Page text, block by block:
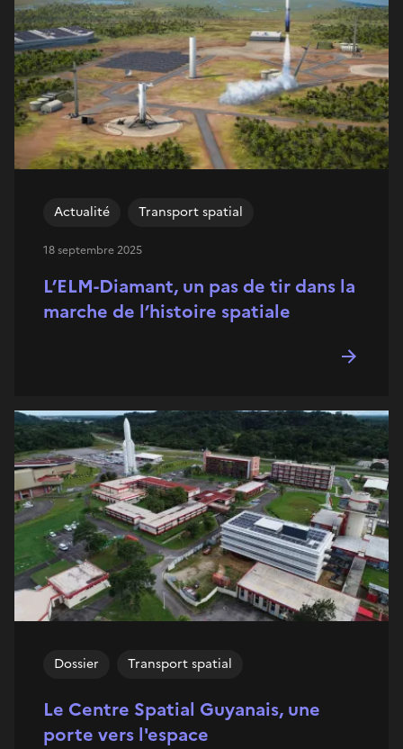
L’ELM-Diamant, un pas de tir dans la
marche de l’histoire spatiale
Actualité Transport spatial
18 septembre 2025
Le Centre Spatial Guyanais, une
porte vers l'espace
Dossier Transport spatial